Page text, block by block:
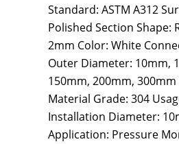
Standard: ASTM A312
Polished Section Shape:
2mm Color: White
Outer Diameter: 10mm,
150mm, 200mm,
Material Grade: 304
Installation Diameter:
Application: Pressure